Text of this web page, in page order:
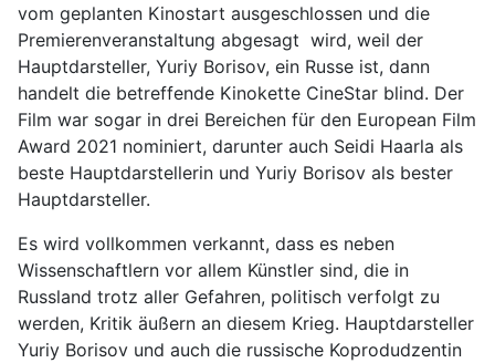
vom geplanten Kinostart ausgeschlossen und die
Premierenveranstaltung abgesagt wird, weil der
Hauptdarsteller, Yuriy Borisov, ein Russe ist, dann
handelt die betreffende Kinokette CineStar blind. Der
Film war sogar in drei Bereichen für den European Film
Award 2021 nominiert, darunter auch Seidi Haarla als
beste Hauptdarstellerin und Yuriy Borisov als bester
Hauptdarsteller.
Es wird vollkommen verkannt, dass es neben
Wissenschaftlern vor allem Künstler sind, die in
Russland trotz aller Gefahren, politisch verfolgt zu
werden, Kritik äußern an diesem Krieg. Hauptdarsteller
Yuriy Borisov und auch die russische Koprodudzentin